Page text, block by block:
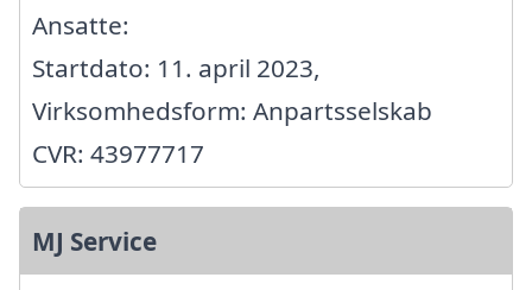
Ansatte:
Startdato: 11. april 2023,
Virksomhedsform: Anpartsselskab
CVR: 43977717
MJ Service